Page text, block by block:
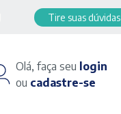
Tire suas dúvidas
Olá, faça seu login
ou cadastre-se